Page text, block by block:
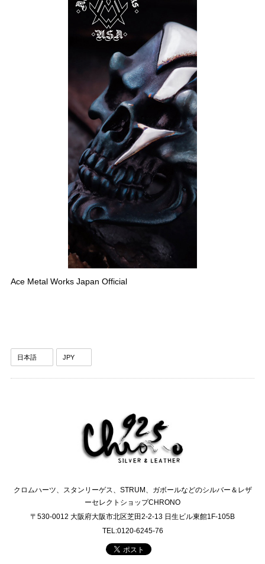
Ace Metal Works Japan Official
クロムハーツ、スタンリーゲス、STRUM、ガボールなどのシルバー＆レザ
ーセレクトショップCHRONO
〒530-0012 大阪府大阪市北区芝田2-2-13 日生ビル東館1F-105B
TEL:0120-6245-76